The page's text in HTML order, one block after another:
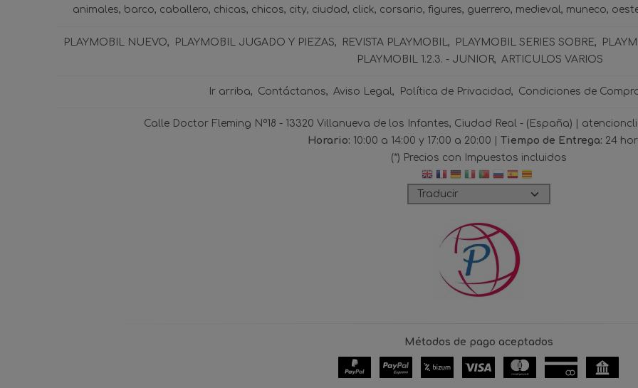
animales barco caballero chicas chicos city ciudad click corsario figures guerrero medieval muneco
PLAYMOBIL NUEVO PLAYMOBIL JUGADO Y PIEZAS REVISTA PLAYMOBIL PLAYMOBIL SERIES SOBRE
PLAYMOBIL 1.2.3. - JUNIOR
ARTICULOS VARIOS
Ir arriba Contáctanos Aviso Legal Política de Privacidad Condiciones de
Calle Doctor Fleming Nº18 - 13320 Villanueva de los Infantes, Ciudad Real - (España) |
Horario: 10:00 a 14:00 y 17:00 a 20:00 | Tiempo de Entrega: 24
(*) Precios con Impuestos incluidos
Métodos de pago aceptados